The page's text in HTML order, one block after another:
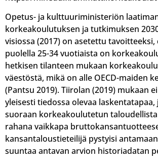
Opetus- ja kulttuuriministeriön
korkeakoulutuksen ja tutkimuksen
visiossa (2017) on asetettu
puolella 25-34 vuotiaista on
hetkisen tilanteen mukaan
väestöstä, mikä on alle OECD-maiden
(Pantsu 2019). Tiirolan (2019) mukaan
yleisesti tiedossa olevaa laskentatapaa,
suoraan korkeakoulutetun
rahana vaikkapa
kansantaloustieteilijä pystyisi
suuntaa antavan arvion historiadatan